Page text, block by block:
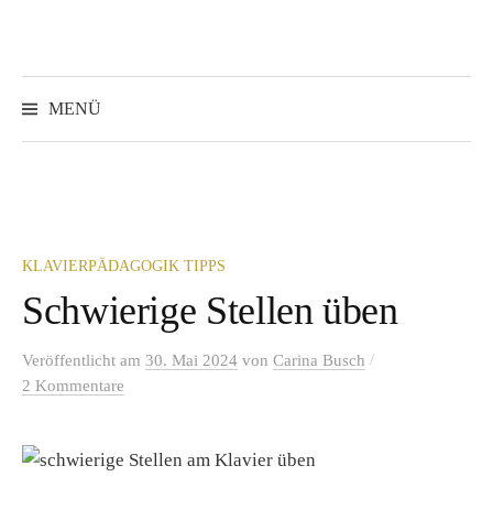
Inhalt
MENÜ
KLAVIERPÄDAGOGIK TIPPS
Schwierige Stellen üben
Veröffentlicht am 30. Mai 2024 von Carina Busch /
2 Kommentare